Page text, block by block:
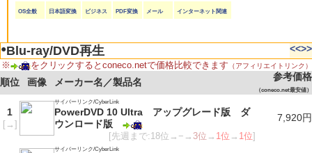
OS全般 日本語変換 ビジネス PDF変換 メール インターネット関連
●Blu-ray/DVD再生 <<>>
※ をクリックするとconeco.netで価格比較できます （アフィリエイトリンク）
順位 画像 メーカー名／製品名 参考価格
（coneco.net最安値）
1
[→ ]
サイバーリンク/CyberLink
PowerDVD 10 Ultra アップグレード版 ダ
ウンロード版
[先週まで:18位→−→ 3位 → 1位 → 1位]
7,920円
サイバーリンク/CyberLink